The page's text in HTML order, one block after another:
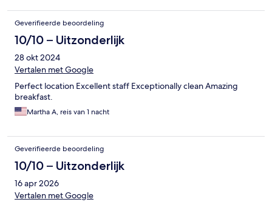
Geverifieerde beoordeling
10/10 – Uitzonderlijk
28 okt 2024
Vertalen met Google
Perfect location Excellent staff Exceptionally clean Amazing
breakfast.
Martha A, reis van 1 nacht
Geverifieerde beoordeling
10/10 – Uitzonderlijk
16 apr 2026
Vertalen met Google